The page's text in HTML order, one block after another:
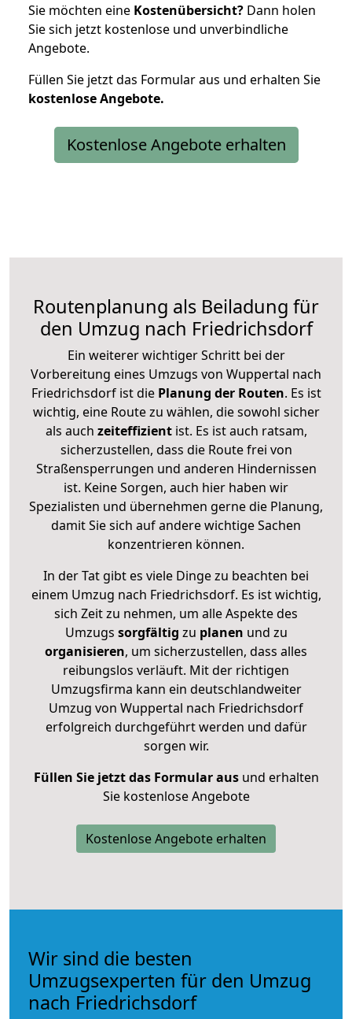
Sie möchten eine Kostenübersicht? Dann holen
Sie sich jetzt kostenlose und unverbindliche
Angebote.
Füllen Sie jetzt das Formular aus und erhalten Sie
kostenloseAngebote.
Kostenlose Angebote erhalten
Routenplanung als Beiladung für
den Umzug nach Friedrichsdorf
Ein weiterer wichtiger Schritt bei der
Vorbereitung eines Umzugs von Wuppertal nach
Friedrichsdorf ist diePlanung der Routen. Es ist
wichtig, eine Route zu wählen, die sowohl sicher
als auch zeiteffizientist. Es ist auch ratsam,
sicherzustellen, dass die Route frei von
Straßensperrungen und anderen Hindernissen
ist. Keine Sorgen, auch hier haben wir
Spezialisten und übernehmen gerne die Planung,
damit Sie sich auf andere wichtige Sachen
konzentrieren können.
In der Tat gibt es viele Dinge zu beachten bei
einem Umzug nach Friedrichsdorf. Es ist wichtig,
sich Zeit zu nehmen, um alle Aspekte des
Umzugs sorgfältig zu planen und zu
organisieren, um sicherzustellen, dass alles
reibungslos verläuft. Mit der richtigen
Umzugsfirma kann ein deutschlandweiter
Umzug von Wuppertal nach Friedrichsdorf
erfolgreich durchgeführt werden und dafür
sorgen wir.
Füllen Sie jetzt das Formular ausund erhalten
Sie kostenlose Angebote
Kostenlose Angebote erhalten
Wir sind die besten
Umzugsexperten für den Umzug
nach Friedrichsdorf